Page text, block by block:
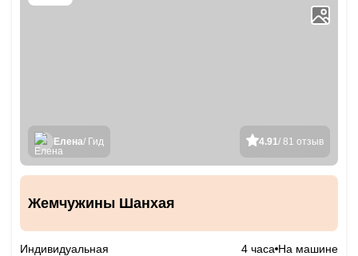
4.91/ 81 отзыв
Елена/ Гид
Жемчужины Шанхая
Индивидуальная 4 часа На машине